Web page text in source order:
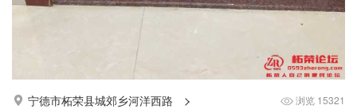
宁德市柘荣县城郊乡河洋西路 浏览 15321